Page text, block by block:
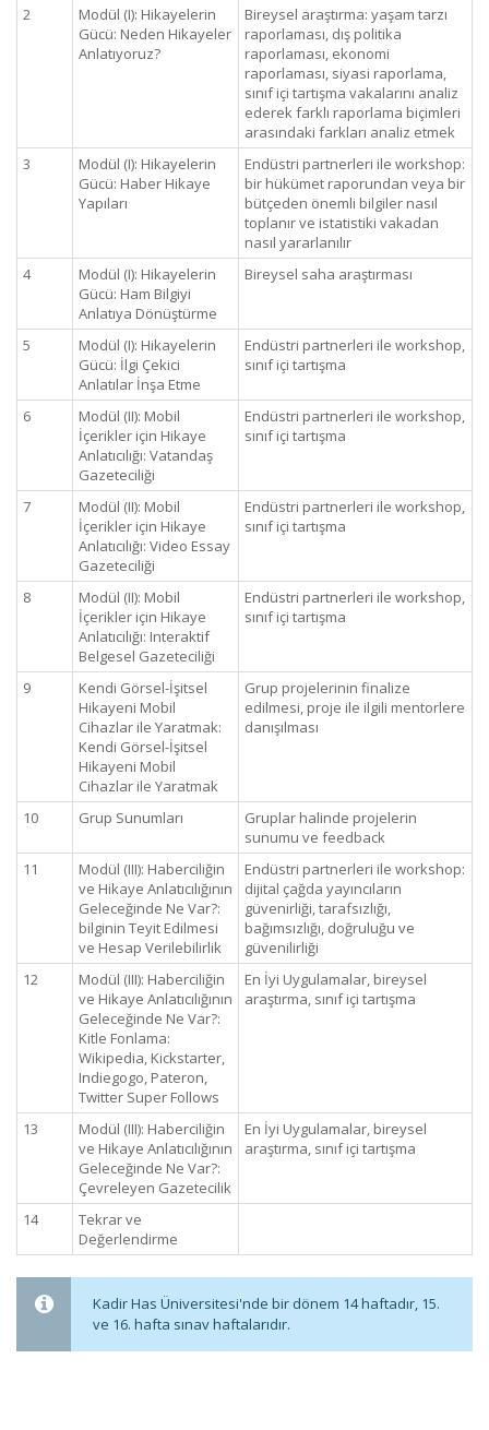
2
Modül (I): Hikayelerin
Gücü: Neden Hikayeler
Anlatıyoruz?
Bireysel araştırma: yaşam tarzı
raporlaması, dış politika
raporlaması, ekonomi
raporlaması, siyasi raporlama,
sınıf içi tartışma vakalarını analiz
ederek farklı raporlama biçimleri
arasındaki farkları analiz etmek
3
Modül (I): Hikayelerin
Gücü: Haber Hikaye
Yapıları
Endüstri partnerleri ile workshop:
bir hükümet raporundan veya bir
bütçeden önemli bilgiler nasıl
toplanır ve istatistiki vakadan
nasıl yararlanılır
4
Modül (I): Hikayelerin
Gücü: Ham Bilgiyi
Anlatıya Dönüştürme
Bireysel saha araştırması
5
Modül (I): Hikayelerin
Gücü: İlgi Çekici
Anlatılar İnşa Etme
Endüstri partnerleri ile workshop,
sınıf içi tartışma
6
Modül (II): Mobil
İçerikler için Hikaye
Anlatıcılığı: Vatandaş
Gazeteciliği
Endüstri partnerleri ile workshop,
sınıf içi tartışma
7
Modül (II): Mobil
İçerikler için Hikaye
Anlatıcılığı: Video Essay
Gazeteciliği
Endüstri partnerleri ile workshop,
sınıf içi tartışma
8
Modül (II): Mobil
İçerikler için Hikaye
Anlatıcılığı: Interaktif
Belgesel Gazeteciliği
Endüstri partnerleri ile workshop,
sınıf içi tartışma
9
Kendi Görsel-İşitsel
Hikayeni Mobil
Cihazlar ile Yaratmak:
Kendi Görsel-İşitsel
Hikayeni Mobil
Cihazlar ile Yaratmak
Grup projelerinin finalize
edilmesi, proje ile ilgili mentorlere
danışılması
10 Grup Sunumları
Gruplar halinde projelerin
sunumu ve feedback
11
Modül (III): Haberciliğin
ve Hikaye Anlatıcılığının
Geleceğinde Ne Var?:
bilginin Teyit Edilmesi
ve Hesap Verilebilirlik
Endüstri partnerleri ile workshop:
dijital çağda yayıncıların
güvenirliği, tarafsızlığı,
bağımsızlığı, doğruluğu ve
güvenilirliği
12
Modül (III): Haberciliğin
ve Hikaye Anlatıcılığının
Geleceğinde Ne Var?:
Kitle Fonlama:
Wikipedia, Kickstarter,
Indiegogo, Pateron,
Twitter Super Follows
En İyi Uygulamalar, bireysel
araştırma, sınıf içi tartışma
13
Modül (III): Haberciliğin
ve Hikaye Anlatıcılığının
Geleceğinde Ne Var?:
Çevreleyen Gazetecilik
En İyi Uygulamalar, bireysel
araştırma, sınıf içi tartışma
14
Tekrar ve
Değerlendirme
Kadir Has Üniversitesi'nde bir dönem 14 haftadır, 15.
ve 16. hafta sınav haftalarıdır.